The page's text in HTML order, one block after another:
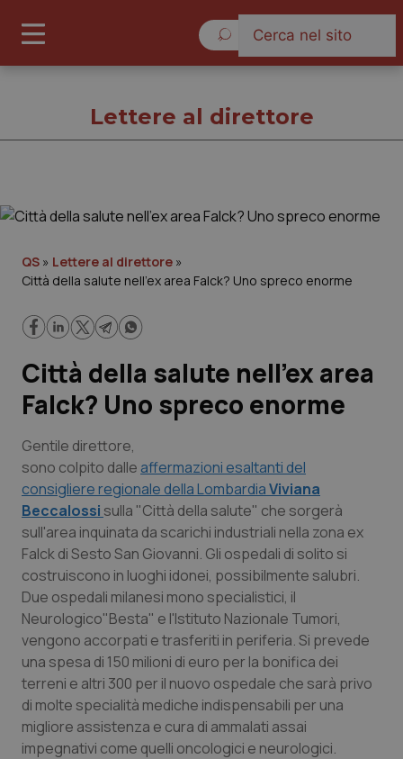
Cronache
Lavoro e Professioni
Scienza e Farmaci
Studi e Analisi
Lettere al direttore
Edizioni Regionali
QS Pro
Professionisti Sanitari.AI
Abruzzo
QS Pro Gold
Lettere al direttore
QS » Lettere al direttore »
Città della salute nell’ex area Falck? Uno spreco enorme
Città della salute nell’ex area
Falck? Uno spreco enorme
Gentile direttore,
sono colpito dalle affermazioni esaltanti del
consigliere regionale della LombardiaViviana
Beccalossi sulla "Città della salute" che sorgerà
sull'area inquinata da scarichi industriali nella zona ex
Falck di Sesto San Giovanni. Gli ospedali di solito si
costruiscono in luoghi idonei, possibilmente salubri.
Due ospedali milanesi mono specialistici, il
Neurologico"Besta" e l'Istituto Nazionale Tumori,
vengono accorpati e trasferiti in periferia. Si prevede
una spesa di 150 milioni di euro per la bonifica dei
terreni e altri 300 per il nuovo ospedale che sarà privo
di molte specialità mediche indispensabili per una
migliore assistenza e cura di ammalati assai
impegnativi come quelli oncologici e neurologici.